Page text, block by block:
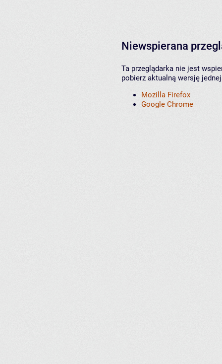
Niewspierana
Ta przeglądarka nie jest
pobierz aktualną wersję
Mozilla Firefox
Google Chrome